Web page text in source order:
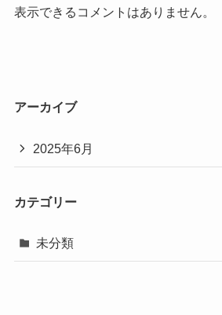
表示できるコメントはありません。
アーカイブ
2025年6月
カテゴリー
未分類